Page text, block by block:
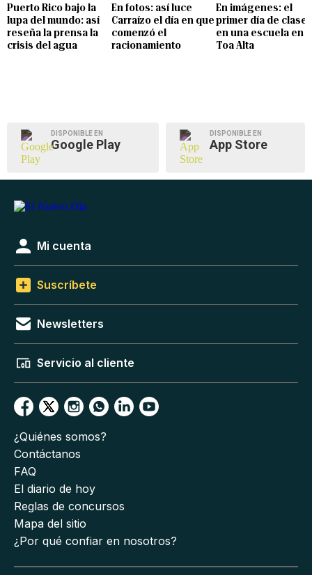
Puerto Rico bajo la
lupa del mundo: así
reseña la prensa la
crisis del agua
En fotos: así luce
Carraízo el día en que
comenzó el
racionamiento
En imágenes: el
primer día de clases
en una escuela en
Toa Alta
DISPONIBLE EN
Google Play
DISPONIBLE EN
App Store
Mi cuenta
Suscríbete
Newsletters
Servicio al cliente
¿Quiénes somos?
Contáctanos
FAQ
El diario de hoy
Reglas de concursos
Mapa del sitio
¿Por qué confiar en nosotros?